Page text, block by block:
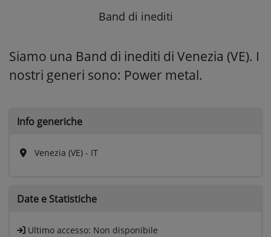
Band di inediti
Siamo una Band di inediti di Venezia (VE). I
nostri generi sono: Power metal.
Info generiche
Venezia (VE) - IT
Date e Statistiche
Ultimo accesso: Non disponibile